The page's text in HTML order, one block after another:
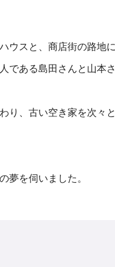
ウスと、商店街の路地
である島田さんと山本さ
り、古い空き家を次々
夢を伺いました。